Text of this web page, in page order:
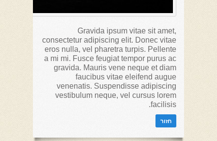
Gravida ipsum vitae sit amet,
consectetur adipiscing elit. Donec vitae
eros nulla, vel pharetra turpis. Pellente
a mi mi. Fusce feugiat tempor purus ac
gravida. Mauris vene neque et diam
faucibus vitae eleifend augue
venenatis. Suspendisse adipiscing
vestibulum neque, vel cursus lorem
facilisis.